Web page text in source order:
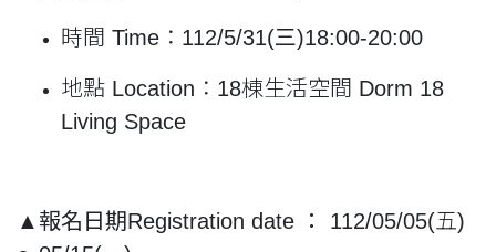
時間 Time：112/5/31(三)18:00-20:00
地點 Location：18棟生活空間 Dorm 18
Living Space
▲ 報名日期Registration date ：
112/05/05(五)